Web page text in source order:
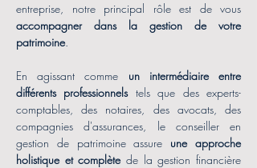
entreprise, notre principal rôle est de vous
accompagner dans la gestion de votre
patrimoine.
En agissant comme un intermédiaire entre
différents professionnelstels que des experts-
comptables, des notaires, des avocats, des
compagnies d'assurances, le conseiller en
gestion de patrimoine assure une approche
holistique et complète de la gestion financière